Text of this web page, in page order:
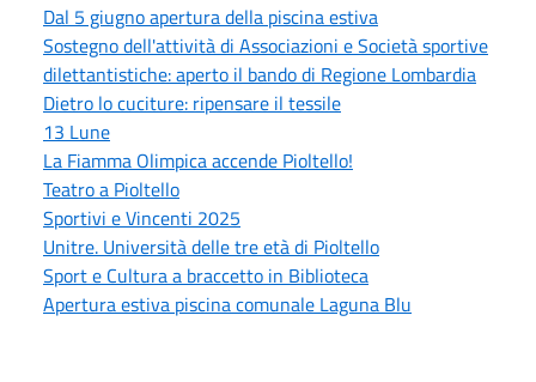
Dal 5 giugno apertura della piscina estiva
Sostegno dell'attività di Associazioni e Società sportive
dilettantistiche: aperto il bando di Regione Lombardia
Dietro lo cuciture: ripensare il tessile
13 Lune
La Fiamma Olimpica accende Pioltello!
Teatro a Pioltello
Sportivi e Vincenti 2025
Unitre. Università delle tre età di Pioltello
Sport e Cultura a braccetto in Biblioteca
Apertura estiva piscina comunale Laguna Blu